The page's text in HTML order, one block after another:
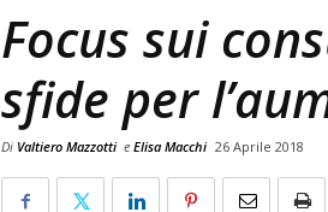
Focus sui
sfide per
Di Valtiero Mazzotti e Elisa Macchi 26 Aprile 2018